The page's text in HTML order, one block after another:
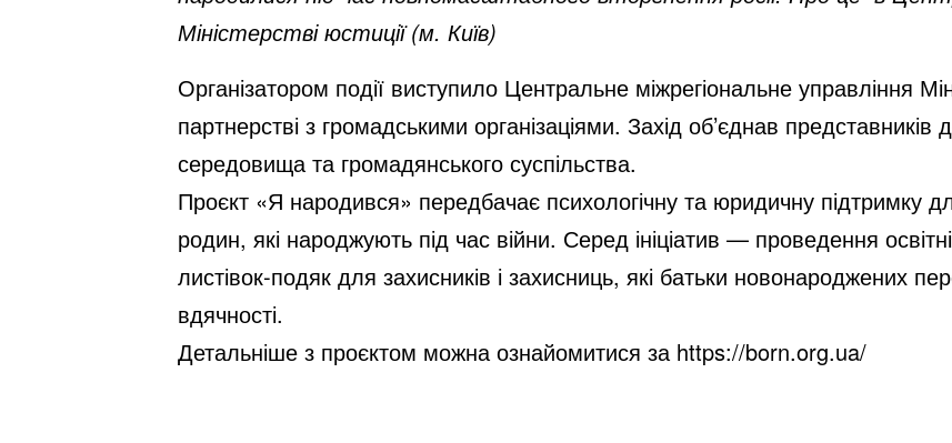
Міністерстві юстиції (м. Київ)
Організатором події виступило Центральне міжрегіональне управління
партнерстві з громадськими організаціями. Захід об’єднав представників
середовища та громадянського суспільства.
Проєкт «Я народився» передбачає психологічну та юридичну підтримку
родин, які народжують під час війни. Серед ініціатив — проведення
листівок-подяк для захисників і захисниць, які батьки новонароджених
вдячності.
Детальніше з проєктом можна ознайомитися за https://born.org.ua/